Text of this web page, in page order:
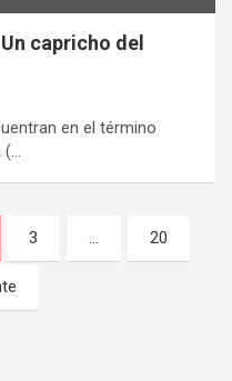
capricho del
en el término
(…
3 … 20